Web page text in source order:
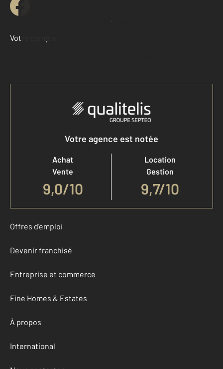
Demander une estimation
Votre compte :
Accéder à mon compte
Votre agence est notée
Achat
Vente
9,0/10
Location
Gestion
9,7/10
Offres d'emploi
Devenir franchisé
Entreprise et commerce
Fine Homes & Estates
À propos
International